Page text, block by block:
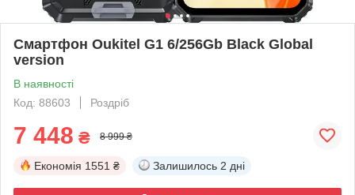
Смартфон Oukitel G1 6/256Gb Black Global
version
В наявності
Код: 88603
Роздріб
7 448 ₴ 8 999 ₴
Економія 1551 ₴ Залишилось 2 дні